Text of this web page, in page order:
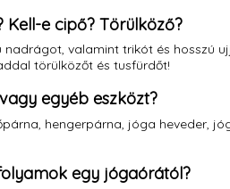
e cipő? Törülköző?
nadrágot, valamint trikót és hosszú
törülközőt és tusfürdőt!
egyéb eszközt?
hengerpárna, jóga heveder,
egy jógaórától?